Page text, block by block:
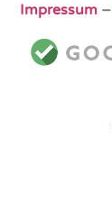
Impressum –